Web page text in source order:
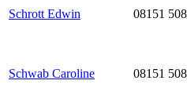
Schrott Edwin 08151
Schwab Caroline 08151